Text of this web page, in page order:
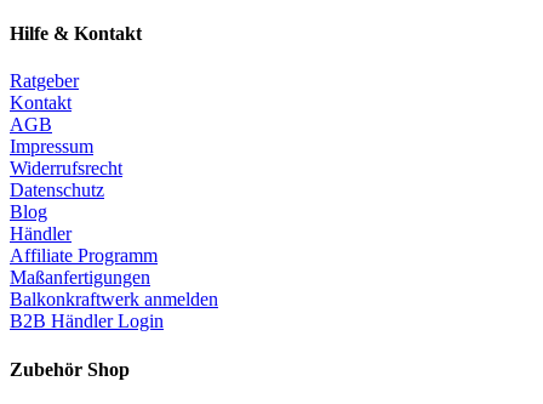
Hilfe & Kontakt
Ratgeber
Kontakt
AGB
Impressum
Widerrufsrecht
Datenschutz
Blog
Händler
Affiliate Programm
Maßanfertigungen
Balkonkraftwerk anmelden
B2B Händler Login
Zubehör Shop